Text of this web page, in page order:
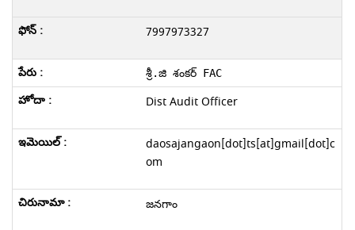
7997973327
శ్రీ.జి శంకర్ FAC
Dist Audit Officer
daosajangaon[dot]ts[at]gmail[dot]c
om
జనగాం